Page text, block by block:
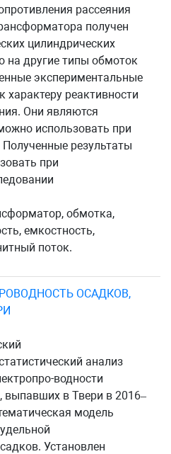
рассеяния
получен
цилиндрических
на другие типы обмоток
экспериментальные
реактивности
Они являются
использовать при
результаты
при
обмотка,
емкостность,
поток.
ОСАДКОВ,
анализ
водности
в Твери в 2016–
модель
Установлен